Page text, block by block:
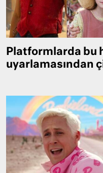
Platformlarda bu
uyarlamasından